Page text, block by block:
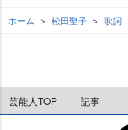
ホーム 松田聖子 歌詞
芸能人TOP 記事